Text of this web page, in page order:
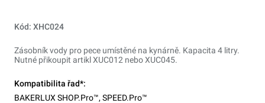
Kód: XHC024
Zásobník vody pro pece umístěné na kynárně. Kapacita 4 litry.
Nutné přikoupit artikl XUC012 nebo XUC045.
Kompatibilita řad*:
BAKERLUX SHOP.Pro™, SPEED.Pro™